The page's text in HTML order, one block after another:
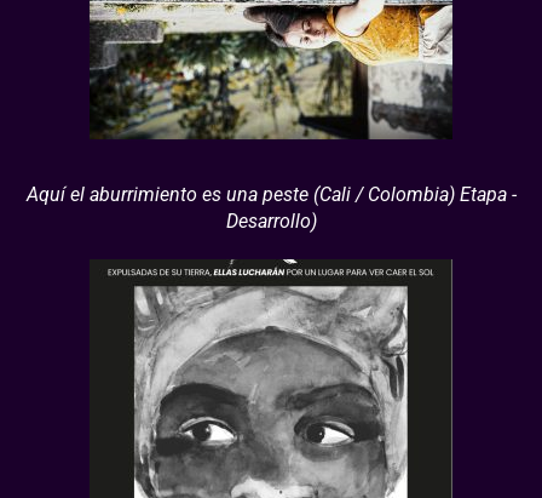
Aquí el aburrimiento es una peste (Cali / Colombia) Etapa -
Desarrollo)